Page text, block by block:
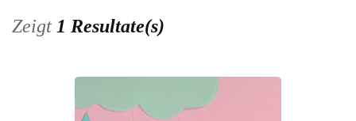
Zeigt 1 Resultate(s)